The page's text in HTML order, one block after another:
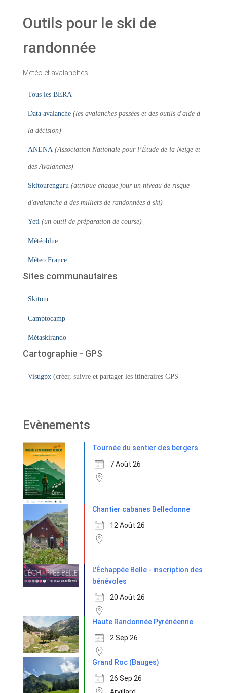
Outils pour le ski de
randonnée
Météo et avalanches
Tous les BERA
Data avalanche (les avalanches passées et des outils d'aide à
la décision)
ANENA (Association Nationale pour l’Étude de la Neige et
des Avalanches)
Skitourenguru (attribue chaque jour un niveau de risque
d'avalanche à des milliers de randonnées à ski)
Yeti (un outil de préparation de course)
Météoblue
Méteo France
Sites communautaires
Skitour
Camptocamp
Métaskirando
Cartographie - GPS
Visugpx (créer, suivre et partager les itinéraires GPS
Evènements
Tournée du sentier des bergers
7 Août 26
Chantier cabanes Belledonne
12 Août 26
L'Échappée Belle - inscription des
bénévoles
20 Août 26
Haute Randonnée Pyrénéenne
2 Sep 26
Grand Roc (Bauges)
26 Sep 26